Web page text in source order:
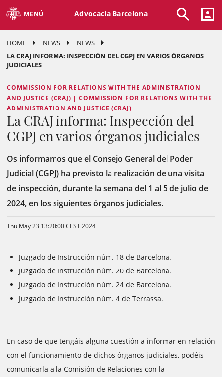
MENÚ Advocacia Barcelona
HOME NEWS
NEWS
LA CRAJ INFORMA: INSPECCIÓN DEL CGPJ EN VARIOS ÓRGANOS
JUDICIALES
COMMISSION FOR RELATIONS WITH THE ADMINISTRATION
AND JUSTICE (CRAJ) | COMMISSION FOR RELATIONS WITH THE
ADMINISTRATION AND JUSTICE (CRAJ)
La CRAJ informa: Inspección del
CGPJ en varios órganos judiciales
Os informamos que el Consejo General del Poder
Judicial (CGPJ) ha previsto la realización de una visita
de inspección, durante la semana del 1 al 5 de julio de
2024, en los siguientes órganos judiciales.
Thu May 23 13:20:00 CEST 2024
Juzgado de Instrucción núm. 18 de Barcelona.
Juzgado de Instrucción núm. 20 de Barcelona.
Juzgado de Instrucción núm. 24 de Barcelona.
Juzgado de Instrucción núm. 4 de Terrassa.
En caso de que tengáis alguna cuestión a informar en relación
con el funcionamiento de dichos órganos judiciales, podéis
comunicarla a la Comisión de Relaciones con la